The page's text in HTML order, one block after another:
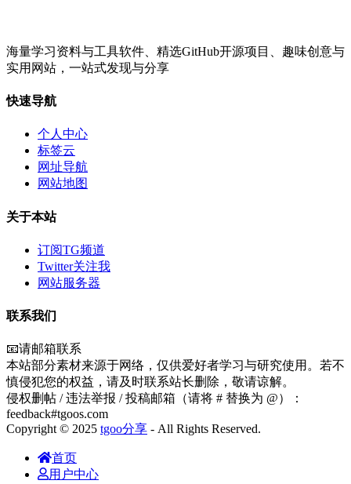
海量学习资料与工具软件、精选GitHub开源项目、趣味创意与
实用网站，一站式发现与分享
快速导航
个人中心
标签云
网址导航
网站地图
关于本站
订阅TG频道
Twitter关注我
网站服务器
联系我们
📧请邮箱联系
本站部分素材来源于网络，仅供爱好者学习与研究使用。若不
慎侵犯您的权益，请及时联系站长删除，敬请谅解。
侵权删帖 / 违法举报 / 投稿邮箱（请将 # 替换为 @）：
feedback#tgoos.com
Copyright © 2025 tgoo分享 - All Rights Reserved.
首页
用户中心